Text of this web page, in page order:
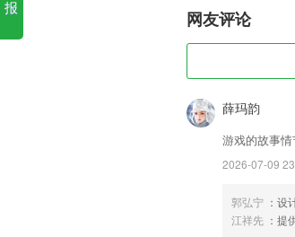
网友评论
薛玛韵
游戏的故事
2026-07-09
郭弘宁 ：设
江祥先 ：提
报